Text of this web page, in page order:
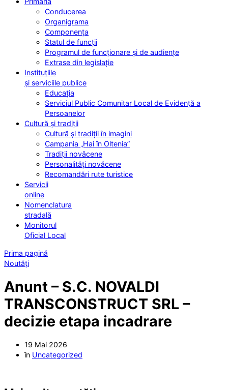
Conducerea
Organigrama
Componența
Statul de funcții
Programul de funcționare și de audiențe
Extrase din legislație
Instituțiile
și serviciile publice
Educația
Serviciul Public Comunitar Local de Evidență a
Persoanelor
Cultură și tradiții
Cultură și tradiții în imagini
Campania „Hai în Oltenia”
Tradiții novăcene
Personalități novăcene
Recomandări rute turistice
Servicii
online
Nomenclatura
stradală
Monitorul
Oficial Local
Prima pagină
Noutăți
Anunt – S.C. NOVALDI
TRANSCONSTRUCT SRL –
decizie etapa incadrare
19 Mai 2026
în Uncategorized